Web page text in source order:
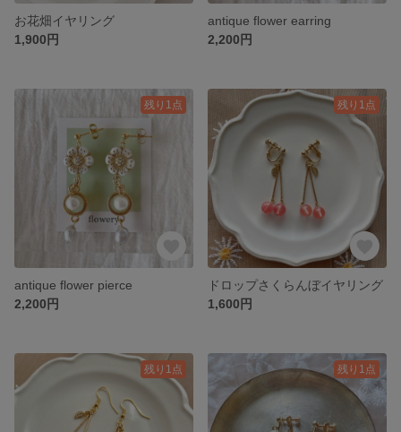
お花畑イヤリング
1,900円
antique flower earring
2,200円
残り1点
antique flower pierce
2,200円
残り1点
ドロップさくらんぼイヤリング
1,600円
残り1点 残り1点